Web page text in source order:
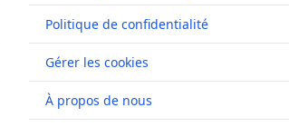
Politique de confidentialité
Gérer les cookies
À propos de nous